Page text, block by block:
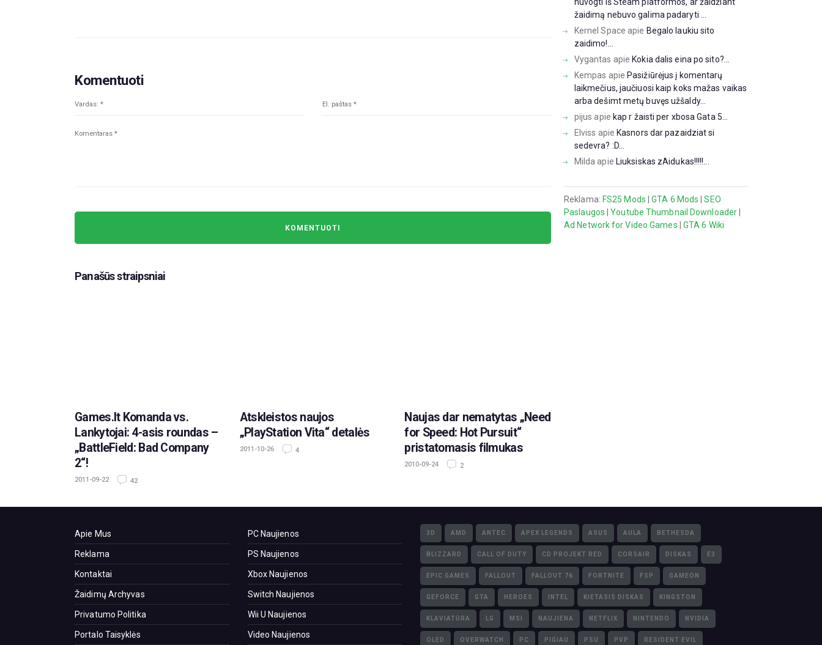
Komentuoti
Panašūs straipsniai
Games.lt Komanda vs.
Lankytojai: 4-asis roundas –
„BattleField: Bad Company
2“!
2011-09-22 42
Atskleistos naujos
„PlayStation Vita“ detalės
2011-10-26 4
Naujas dar nematytas „Need
for Speed: Hot Pursuit“
pristatomasis filmukas
2010-09-24 2
žaidimą nebuvo galima padaryti ...
Kernel Space apie Begalo laukiu sito
zaidimo!...
Vygantas apie Kokia dalis eina po sito?...
Kempas apie Pasižiūrėjus į komentarų
laikmečius, jaučiuosi kaip koks mažas vaikas
arba dešimt metų buvęs užšaldy...
pijus apie kap r žaisti per xbosa Gata 5...
Elviss apie Kasnors dar pazaidziat si
sedevra? :D...
Milda apie Liuksiskas zAidukas!!!!!...
Reklama: FS25 Mods |GTA 6 Mods |SEO
Paslaugos |Youtube Thumbnail Downloader
Ad Network for Video Games
GTA 6 Wiki
Apie Mus
Reklama
Kontaktai
Žaidimų Archyvas
Privatumo Politika
Portalo Taisyklės
PC Naujienos
PS Naujienos
Xbox Naujienos
Switch Naujienos
Wii U Naujienos
Video Naujienos
3D AMD ANTEC APEX LEGENDS ASUS AULA BETHESDA
BLIZZARD CALL OF DUTY CD PROJEKT RED CORSAIR DISKAS E3
EPIC GAMES FALLOUT FALLOUT 76 FORTNITE FSP GAMEON
GEFORCE GTA HEROES INTEL KIETASIS DISKAS KINGSTON
KLAVIATŪRA LG MSI NAUJIENA NETFLIX NINTENDO NVIDIA
OLED OVERWATCH PC PIGIAU PSU PVP RESIDENT EVIL